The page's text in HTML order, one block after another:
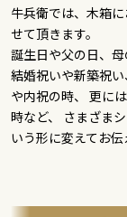
牛兵衛では、木箱
せて頂きます。
誕生日や父の日、
結婚祝いや新築祝
や内祝の時、 更に
時など、 さまざま
いう形に変えてお伝